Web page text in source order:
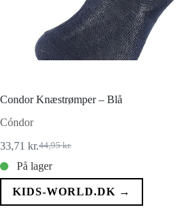
Condor Knæstrømper – Blå
Cóndor
44,95kr.
Den
oprindelige
pris
var:
33,71 kr.Den
aktuelle
pris
er:
På lager
KIDS-WORLD.DK →